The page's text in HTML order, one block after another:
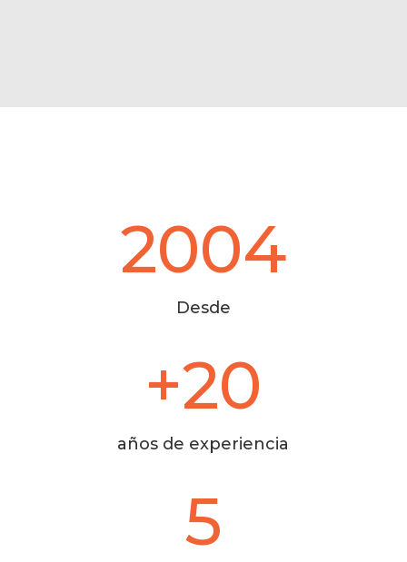
2004
Desde
+20
años de experiencia
5